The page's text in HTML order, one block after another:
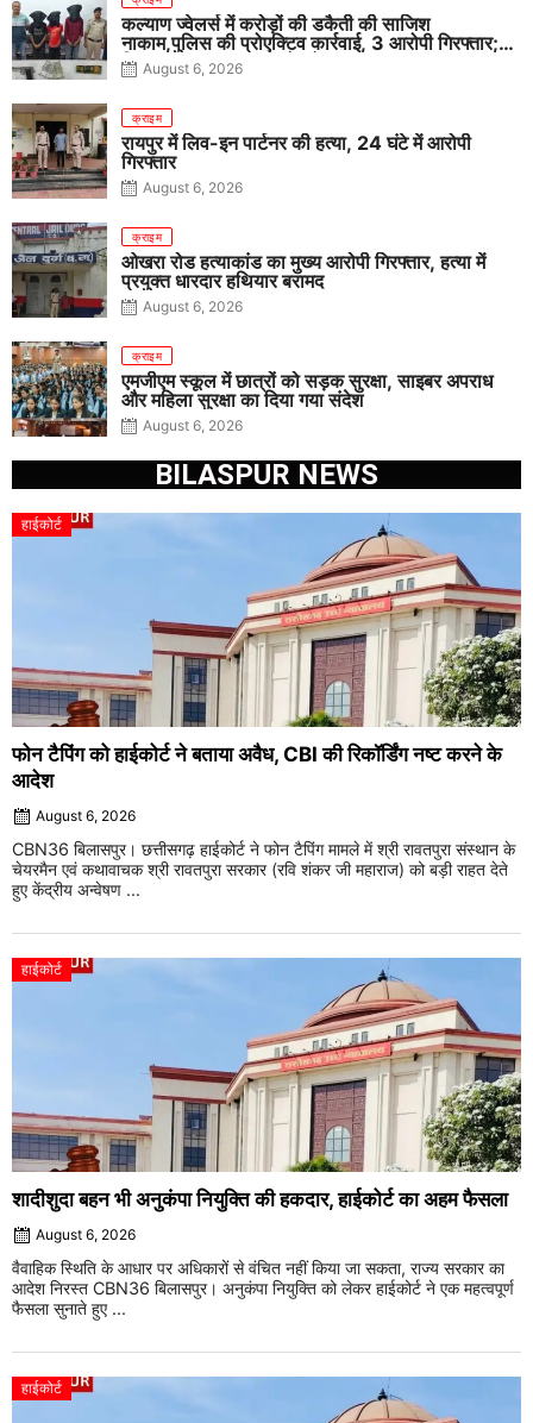
कल्याण ज्वेलर्स में करोड़ों की डकैती की साजिश
नाकाम,पुलिस की प्रोएक्टिव कार्रवाई, 3 आरोपी गिरफ्तार;
पिस्टल, कारतूस, चाकू और मोबाइल बरामद
August 6, 2026
क्राइम
रायपुर में लिव-इन पार्टनर की हत्या, 24 घंटे में आरोपी
गिरफ्तार
August 6, 2026
क्राइम
ओखरा रोड हत्याकांड का मुख्य आरोपी गिरफ्तार, हत्या में
प्रयुक्त धारदार हथियार बरामद
August 6, 2026
क्राइम
एमजीएम स्कूल में छात्रों को सड़क सुरक्षा, साइबर अपराध
और महिला सुरक्षा का दिया गया संदेश
August 6, 2026
BILASPUR NEWS
हाईकोर्ट
फोन टैपिंग को हाईकोर्ट ने बताया अवैध, CBI की रिकॉर्डिंग नष्ट करने के
आदेश
August 6, 2026
CBN36 बिलासपुर। छत्तीसगढ़ हाईकोर्ट ने फोन टैपिंग मामले में श्री रावतपुरा संस्थान के
चेयरमैन एवं कथावाचक श्री रावतपुरा सरकार (रवि शंकर जी महाराज) को बड़ी राहत देते
हुए केंद्रीय अन्वेषण ...
हाईकोर्ट
शादीशुदा बहन भी अनुकंपा नियुक्ति की हकदार, हाईकोर्ट का अहम फैसला
August 6, 2026
वैवाहिक स्थिति के आधार पर अधिकारों से वंचित नहीं किया जा सकता, राज्य सरकार का
आदेश निरस्त CBN36 बिलासपुर। अनुकंपा नियुक्ति को लेकर हाईकोर्ट ने एक महत्वपूर्ण
फैसला सुनाते हुए ...
हाईकोर्ट